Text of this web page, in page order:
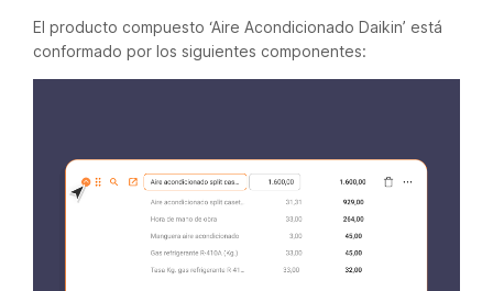
El producto compuesto ‘Aire Acondicionado Daikin’ está
conformado por los siguientes componentes: